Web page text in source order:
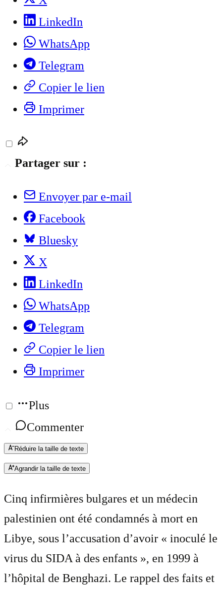
LinkedIn
WhatsApp
Telegram
Copier le lien
Imprimer
Partager sur :
Envoyer par e-mail
Facebook
Bluesky
X
LinkedIn
WhatsApp
Telegram
Copier le lien
Imprimer
Plus
Commenter
Réduire la taille de texte
Agrandir la taille de texte
Cinq infirmières bulgares et un médecin
palestinien ont été condamnés à mort en
Libye, sous l’accusation d’avoir « inoculé le
virus du SIDA à des enfants », en 1999 à
l’hôpital de Benghazi. Le rappel des faits et